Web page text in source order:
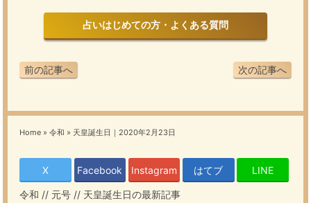
占いはじめての方・よくある質問
次の記事へ
前の記事へ
Home » 令和 » 天皇誕生日｜2020年2月23日
X Facebook Instagram はてブ LINE
令和 // 元号 // 天皇誕生日の最新記事